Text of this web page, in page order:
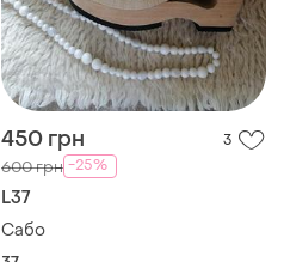
450 грн 3
600 грн -25%
L37
Сабо